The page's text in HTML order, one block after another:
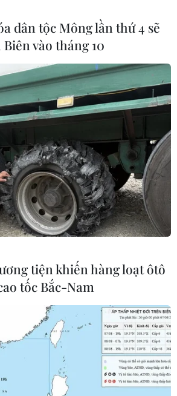
MỤC
gọi chấm dứt tấn
xung đột
dân tộc Mông lần thứ 4 sẽ
vào tháng 10
tiện khiến hàng loạt ôtô
tốc Bắc-Nam